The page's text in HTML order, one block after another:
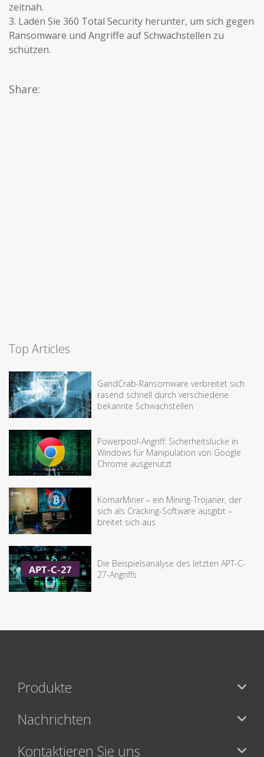
zeitnah.
3. Laden Sie 360 Total Security herunter, um sich gegen
Ransomware und Angriffe auf Schwachstellen zu
schützen.
Share:
Top Articles
GandCrab-Ransomware verbreitet sich
rasend schnell durch verschiedene
bekannte Schwachstellen
Powerpool-Angriff: Sicherheitslücke in
Windows für Manipulation von Google
Chrome ausgenutzt
KomarMiner – ein Mining-Trojaner, der
sich als Cracking-Software ausgibt –
breitet sich aus
Die Beispielsanalyse des letzten APT-C-
27-Angriffs
Produkte
Nachrichten
Kontaktieren Sie uns